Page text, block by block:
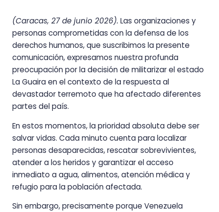
(Caracas, 27 de junio 2026). Las organizaciones y
personas comprometidas con la defensa de los
derechos humanos, que suscribimos la presente
comunicación, expresamos nuestra profunda
preocupación por la decisión de militarizar el estado
La Guaira en el contexto de la respuesta al
devastador terremoto que ha afectado diferentes
partes del país.
En estos momentos, la prioridad absoluta debe ser
salvar vidas. Cada minuto cuenta para localizar
personas desaparecidas, rescatar sobrevivientes,
atender a los heridos y garantizar el acceso
inmediato a agua, alimentos, atención médica y
refugio para la población afectada.
Sin embargo, precisamente porque Venezuela